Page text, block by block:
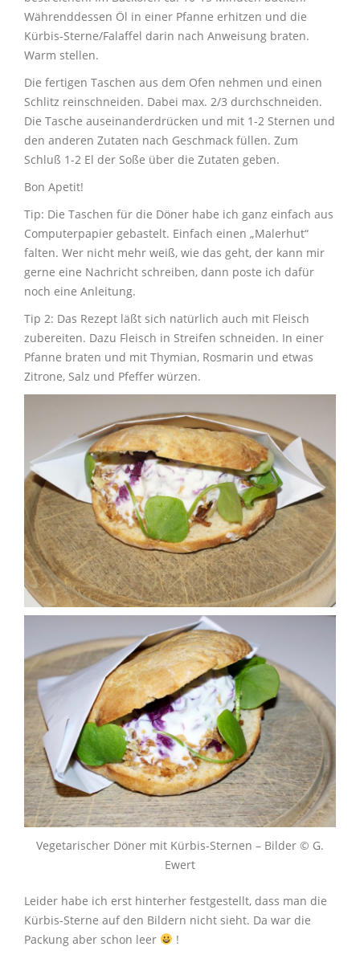
Währenddessen Öl in einer Pfanne erhitzen und die
Kürbis-Sterne/Falaffel darin nach Anweisung braten.
Warm stellen.
Die fertigen Taschen aus dem Ofen nehmen und einen
Schlitz reinschneiden. Dabei max. 2/3 durchschneiden.
Die Tasche auseinanderdrücken und mit 1-2 Sternen und
den anderen Zutaten nach Geschmack füllen. Zum
Schluß 1-2 El der Soße über die Zutaten geben.
Bon Apetit!
Tip: Die Taschen für die Döner habe ich ganz einfach aus
Computerpapier gebastelt. Einfach einen „Malerhut“
falten. Wer nicht mehr weiß, wie das geht, der kann mir
gerne eine Nachricht schreiben, dann poste ich dafür
noch eine Anleitung.
Tip 2: Das Rezept läßt sich natürlich auch mit Fleisch
zubereiten. Dazu Fleisch in Streifen schneiden. In einer
Pfanne braten und mit Thymian, Rosmarin und etwas
Zitrone, Salz und Pfeffer würzen.
Vegetarischer Döner mit Kürbis-Sternen – Bilder © G.
Ewert
Leider habe ich erst hinterher festgestellt, dass man die
Kürbis-Sterne auf den Bildern nicht sieht. Da war die
Packung aber schon leer
!